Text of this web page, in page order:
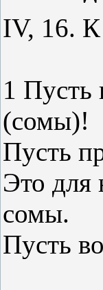
IV, 16.
1
(сомы)!
Пусть
Это для
сомы.
Пусть